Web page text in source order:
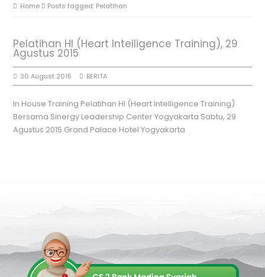
Home Posts tagged: Pelatihan
Pelatihan HI (Heart Intelligence Training), 29
Agustus 2015
30 August 2015 BERITA
In House Training Pelatihan HI (Heart Intelligence Training)
Bersama Sinergy Leadership Center Yogyakarta Sabtu, 29
Agustus 2015 Grand Palace Hotel Yogyakarta